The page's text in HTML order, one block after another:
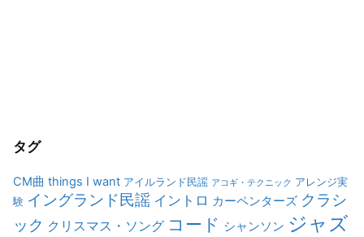
タグ
CM曲 things I want アイルランド民謡 アコギ・テクニック アレンジ実
験 イングランド民謡 イントロ カーペンターズ クラシ
ック クリスマス・ソング コード シャンソン ジャズ